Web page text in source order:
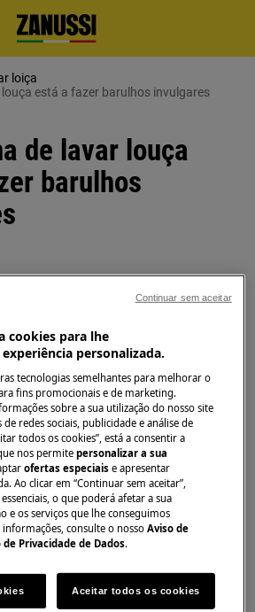
loiça
está a fazer barulhos invulgares
de lavar louça
barulhos
lavar louça está a fazer
lavar louça
após o início:
a máquina de lavar loiça inicia
lavagem com a ativação da
batida:
cookies para lhe
personalizada.
tecnologias semelhantes para melhorar o
fins promocionais e de marketing.
sobre a sua utilização do nosso site
redes sociais, publicidade e análise de
todos os cookies”, está a consentir a
nos permitepersonalizar a sua
ofertas especiaise apresentar
Ao clicar em “Continuar sem aceitar”,
o que poderá afetar a sua
e os serviços que lhe conseguimos
informações, consulte o nossoAviso de
de Privacidade de Dados.
Aceitar todos os cookies
Continuar sem aceitar